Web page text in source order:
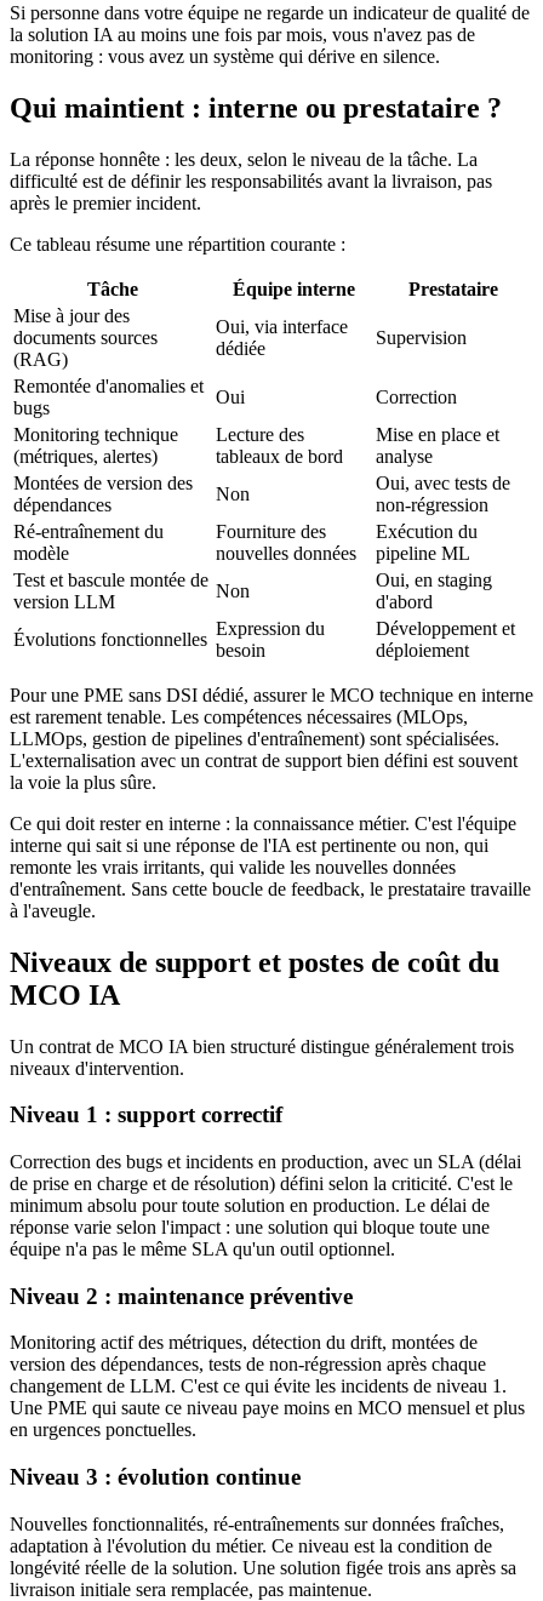
Si personne dans votre équipe ne regarde un indicateur de qualité de
la solution IA au moins une fois par mois, vous n'avez pas de
monitoring : vous avez un système qui dérive en silence.
Qui maintient : interne ou prestataire ?
La réponse honnête : les deux, selon le niveau de la tâche. La
difficulté est de définir les responsabilités avant la livraison, pas
après le premier incident.
Ce tableau résume une répartition courante :
Tâche Équipe interne
Prestataire
Mise à jour des
documents sources
(RAG)
Oui, via interface
dédiée
Supervision
Remontée d'anomalies et
bugs
Oui
Correction
Monitoring technique
(métriques, alertes)
Lecture des
tableaux de bord
Mise en place et
analyse
Montées de version des
dépendances
Non
Oui, avec tests de
non-régression
Ré-entraînement du
modèle
Fourniture des
nouvelles données
Exécution du
pipeline ML
Test et bascule montée de
version LLM
Non
Oui, en staging
d'abord
Évolutions fonctionnelles
Expression du
besoin
Développement et
déploiement
Pour une PME sans DSI dédié, assurer le MCO technique en interne
est rarement tenable. Les compétences nécessaires (MLOps,
LLMOps, gestion de pipelines d'entraînement) sont spécialisées.
L'externalisation avec un contrat de support bien défini est souvent
la voie la plus sûre.
Ce qui doit rester en interne : la connaissance métier. C'est l'équipe
interne qui sait si une réponse de l'IA est pertinente ou non, qui
remonte les vrais irritants, qui valide les nouvelles données
d'entraînement. Sans cette boucle de feedback, le prestataire travaille
à l'aveugle.
Niveaux de support et postes de coût du
MCO IA
Un contrat de MCO IA bien structuré distingue généralement trois
niveaux d'intervention.
Niveau 1 : support correctif
Correction des bugs et incidents en production, avec un SLA (délai
de prise en charge et de résolution) défini selon la criticité. C'est le
minimum absolu pour toute solution en production. Le délai de
réponse varie selon l'impact : une solution qui bloque toute une
équipe n'a pas le même SLA qu'un outil optionnel.
Niveau 2 : maintenance préventive
Monitoring actif des métriques, détection du drift, montées de
version des dépendances, tests de non-régression après chaque
changement de LLM. C'est ce qui évite les incidents de niveau 1.
Une PME qui saute ce niveau paye moins en MCO mensuel et plus
en urgences ponctuelles.
Niveau 3 : évolution continue
Nouvelles fonctionnalités, ré-entraînements sur données fraîches,
adaptation à l'évolution du métier. Ce niveau est la condition de
longévité réelle de la solution. Une solution figée trois ans après sa
livraison initiale sera remplacée, pas maintenue.